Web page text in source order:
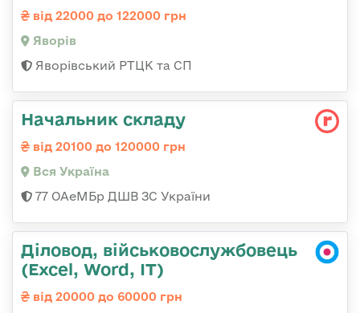
від 22000 до 122000 грн
Яворів
Яворівський РТЦК та СП
Начальник складу
від 20100 до 120000 грн
Вся Україна
77 ОАеМБр ДШВ ЗС України
Діловод, військовослужбовець
(Excel, Word, IT)
від 20000 до 60000 грн